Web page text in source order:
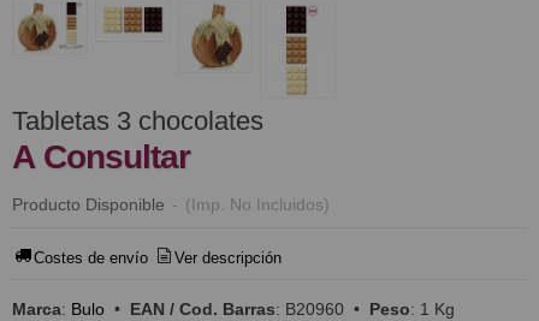
Tabletas 3 chocolates
A Consultar
Producto Disponible - (Imp. No Incluidos)
Costes de envío Ver descripción
Marca: Bulo • EAN / Cod. Barras: B20960 • Peso: 1 Kg